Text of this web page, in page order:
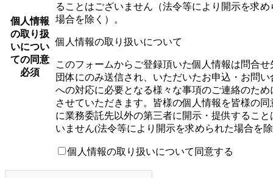
個人情報
の取り扱
いについ
ての同意
必須
ることはございません（法令等により開示を求め
場合を除く）。
個人情報の取り扱いについて
このフォームからご登録頂いた個人情報は問合せ
団体にのみ送信され、いただいたお申込・お問い
への対応に必要となる様々な事項のご連絡のため
させていただきます。皆様の個人情報を皆様の同
に業務委託先以外の第三者に開示・提供すること
いません(法令等により開示を求められた場合を
個人情報の取り扱いについて同意する